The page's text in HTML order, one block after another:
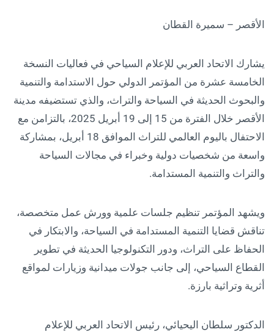
الأقصر – سميرة القطان
يشارك الاتحاد العربي للإعلام السياحي في فعاليات النسخة
الخامسة عشرة من المؤتمر الدولي حول الاستدامة والتنمية
والبحوث الحديثة في السياحة والتراث، والذي تستضيفه مدينة
الأقصر خلال الفترة من 15 إلى 19 أبريل 2025، بالتزامن مع
الاحتفال باليوم العالمي للتراث الموافق 18 أبريل، بمشاركة
واسعة من شخصيات دولية وخبراء في مجالات السياحة
والتراث والتنمية المستدامة.
ويشهد المؤتمر تنظيم جلسات علمية وورش عمل متخصصة،
تناقش قضايا التنمية المستدامة في السياحة، والابتكار في
الحفاظ على التراث، ودور التكنولوجيا الحديثة في تطوير
القطاع السياحي، إلى جانب جولات ميدانية وزيارات لمواقع
أثرية وتراثية بارزة.
الدكتور سلطان اليحيائي، رئيس الاتحاد العربي للإعلام